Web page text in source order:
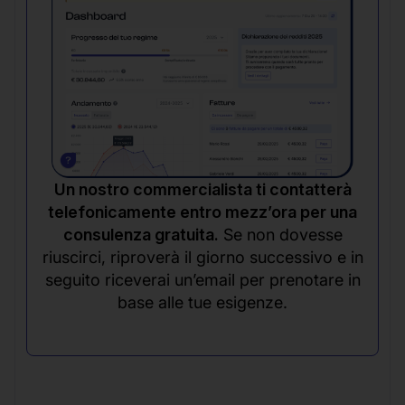
Un nostro commercialista ti contatterà
telefonicamente entro mezz’ora per una
consulenza gratuita. Se non dovesse
riuscirci, riproverà il giorno successivo e in
seguito riceverai un’email per prenotare in
base alle tue esigenze.